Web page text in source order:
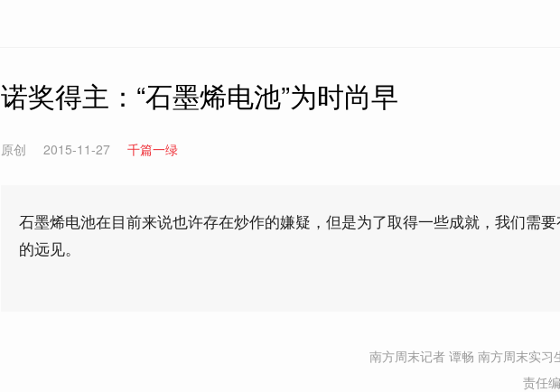
诺奖得主：“石墨烯电池”为时尚早
原创 2015-11-27 千篇一绿
石墨烯电池在目前来说也许存在炒作的嫌疑，但是为了取得一些成就，我们需要
的远见。
南方周末记者 谭畅 南方周末实习
责任